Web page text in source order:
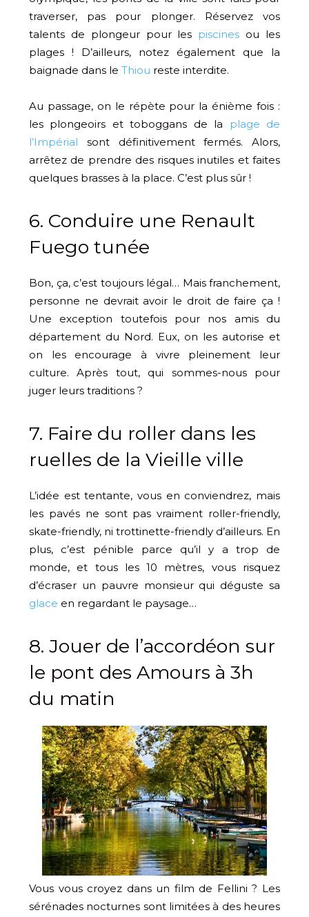
traverser, pas pour plonger. Réservez vos
talents de plongeur pour les piscines ou les
plages ! D’ailleurs, notez également que la
baignade dans le Thiou reste interdite.
Au passage, on le répète pour la énième fois :
les plongeoirs et toboggans de la plage de
l’Impérial sont définitivement fermés. Alors,
arrêtez de prendre des risques inutiles et faites
quelques brasses à la place. C’est plus sûr !
6. Conduire une Renault
Fuego tunée
Bon, ça, c’est toujours légal… Mais franchement,
personne ne devrait avoir le droit de faire ça !
Une exception toutefois pour nos amis du
département du Nord. Eux, on les autorise et
on les encourage à vivre pleinement leur
culture. Après tout, qui sommes-nous pour
juger leurs traditions ?
7. Faire du roller dans les
ruelles de la Vieille ville
L’idée est tentante, vous en conviendrez, mais
les pavés ne sont pas vraiment roller-friendly,
skate-friendly, ni trottinette-friendly d’ailleurs. En
plus, c’est pénible parce qu’il y a trop de
monde, et tous les 10 mètres, vous risquez
d’écraser un pauvre monsieur qui déguste sa
glace en regardant le paysage…
8. Jouer de l’accordéon sur
le pont des Amours à 3h
du matin
Vous vous croyez dans un film de Fellini ? Les
sérénades nocturnes sont limitées à des heures